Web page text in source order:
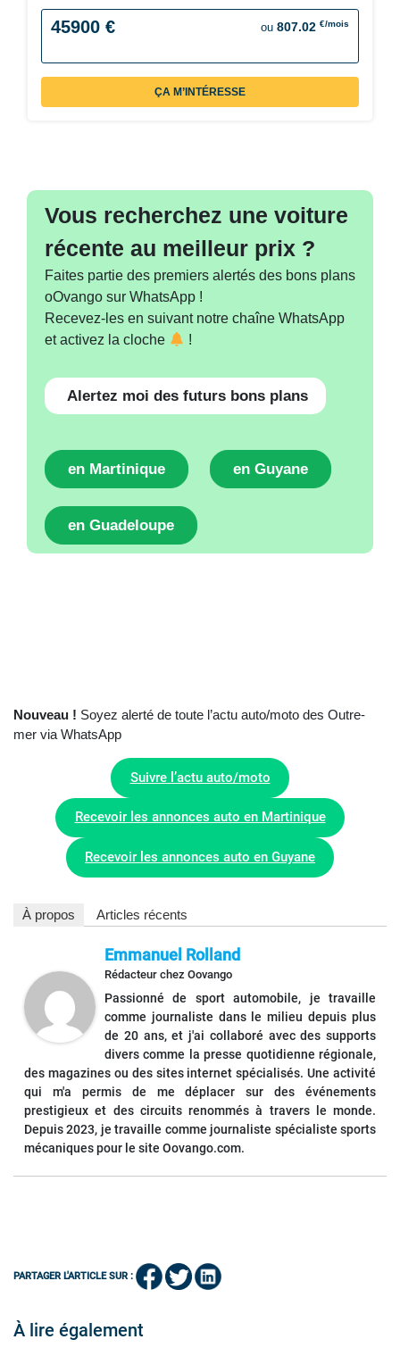
45900 € ou 807.02 €/mois
ÇA M’INTÉRESSE
Vous recherchez une voiture
récente au meilleur prix ?
Faites partie des premiers alertés des bons plans
oOvango sur WhatsApp !
Recevez-les en suivant notre chaîne WhatsApp
et activez la cloche
!
Alertez moi des futurs bons plans
en Martinique en Guyane
en Guadeloupe
Nouveau ! Soyez alerté de toute l’actu auto/moto des Outre-
mer via WhatsApp
Suivre l’actu auto/moto
Recevoir les annonces auto en Martinique
Recevoir les annonces auto en Guyane
À propos Articles récents
Emmanuel Rolland
Rédacteur chez Oovango
Passionné de sport automobile, je travaille
comme journaliste dans le milieu depuis plus
de 20 ans, et j'ai collaboré avec des supports
divers comme la presse quotidienne régionale,
des magazines ou des sites internet spécialisés. Une activité
qui m'a permis de me déplacer sur des événements
prestigieux et des circuits renommés à travers le monde.
Depuis 2023, je travaille comme journaliste spécialiste sports
mécaniques pour le site Oovango.com.
PARTAGER L'ARTICLE SUR :
À lire également